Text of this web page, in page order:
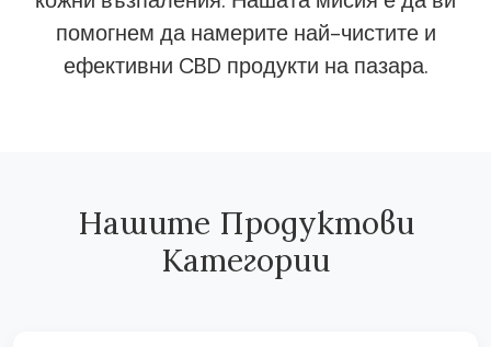
помогнем да намерите най-чистите и
ефективни CBD продукти на пазара.
Нашите Продуктови
Категории